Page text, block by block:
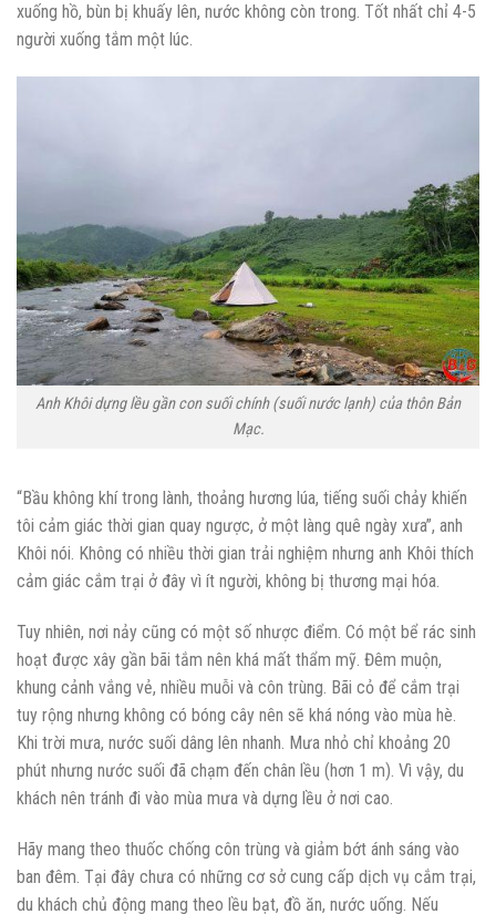
xuống hồ, bùn bị khuấy lên, nước không còn trong. Tốt nhất chỉ 4-5
người xuống tắm một lúc.
Anh Khôi dựng lều gần con suối chính (suối nước lạnh) của thôn Bản
Mạc.
“Bầu không khí trong lành, thoảng hương lúa, tiếng suối chảy khiến
tôi cảm giác thời gian quay ngược, ở một làng quê ngày xưa”, anh
Khôi nói. Không có nhiều thời gian trải nghiệm nhưng anh Khôi thích
cảm giác cắm trại ở đây vì ít người, không bị thương mại hóa.
Tuy nhiên, nơi nảy cũng có một số nhược điểm. Có một bể rác sinh
hoạt được xây gần bãi tắm nên khá mất thẩm mỹ. Đêm muộn,
khung cảnh vắng vẻ, nhiều muỗi và côn trùng. Bãi cỏ để cắm trại
tuy rộng nhưng không có bóng cây nên sẽ khá nóng vào mùa hè.
Khi trời mưa, nước suối dâng lên nhanh. Mưa nhỏ chỉ khoảng 20
phút nhưng nước suối đã chạm đến chân lều (hơn 1 m). Vì vậy, du
khách nên tránh đi vào mùa mưa và dựng lều ở nơi cao.
Hãy mang theo thuốc chống côn trùng và giảm bớt ánh sáng vào
ban đêm. Tại đây chưa có những cơ sở cung cấp dịch vụ cắm trại,
du khách chủ động mang theo lều bạt, đồ ăn, nước uống. Nếu